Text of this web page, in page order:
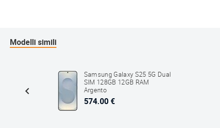
Modelli simili
Samsung Galaxy S25 5G Dual
SIM 128GB 12GB RAM
Argento
574.00 €